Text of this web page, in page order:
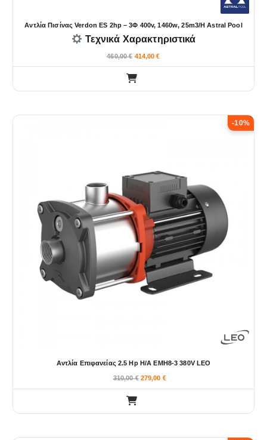
Αντλία Πισίνας Verdon ES 2hp – 3Φ 400v, 1460w, 25m3/h Astral Pool
Τεχνικά Χαρακτηριστικά
460,00€ 414,00€
-10%
Αντλία Επιφανείας 2.5 Hp Η/Α EMH8-3 380V LEO
310,00€ 279,00 €